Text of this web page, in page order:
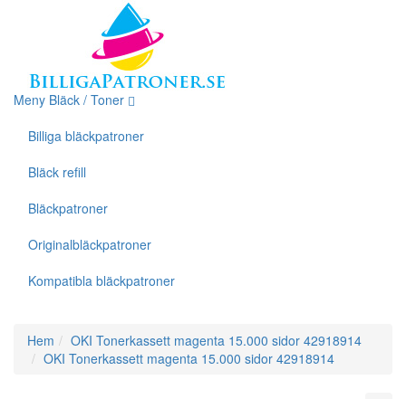
Meny Bläck / Toner
Billiga bläckpatroner
Bläck refill
Bläckpatroner
Originalbläckpatroner
Kompatibla bläckpatroner
Hem
OKI Tonerkassett magenta 15.000 sidor 42918914
OKI Tonerkassett magenta 15.000 sidor 42918914